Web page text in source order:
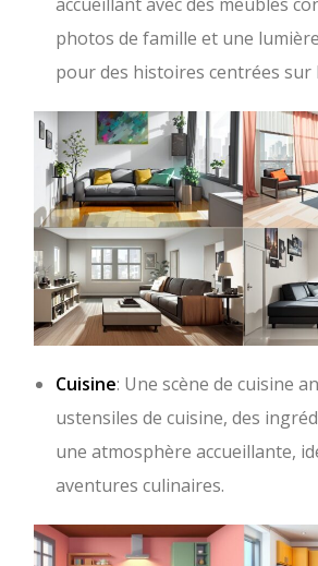
photos de famille et une
pour des histoires centrées sur
Cuisine: Une scène de cuisine
ustensiles de cuisine, des
une atmosphère accueillante,
aventures culinaires.